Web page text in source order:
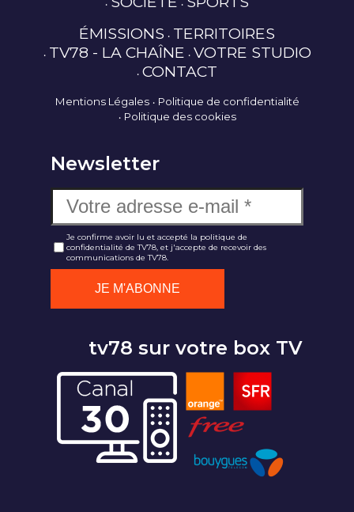
ÉMISSIONS TERRITOIRES
TV78 - LA CHAÎNE VOTRE STUDIO
CONTACT
Mentions Légales
Politique de confidentialité
Politique des cookies
Newsletter
Je confirme avoir lu et accepté la politique de
confidentialité de TV78, et j'accepte de recevoir des
communications de TV78.
tv78 sur votre box TV